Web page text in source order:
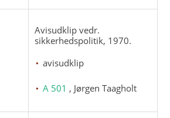
Avisudklip vedr.
sikkerhedspolitik, 1970.
avisudklip
A 501 , Jørgen Taagholt